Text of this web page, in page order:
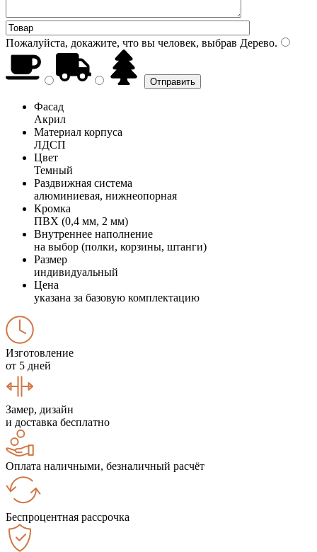
Пожалуйста, докажите, что вы человек, выбрав Дерево.
Фасад
Акрил
Материал корпуса
ЛДСП
Цвет
Темный
Раздвижная система
алюминиевая, нижнеопорная
Кромка
ПВХ (0,4 мм, 2 мм)
Внутреннее наполнение
на выбор (полки, корзины, штанги)
Размер
индивидуальный
Цена
указана за базовую комплектацию
Изготовление
от 5 дней
Замер, дизайн
и доставка бесплатно
Оплата наличными, безналичный расчёт
Беспроцентная рассрочка